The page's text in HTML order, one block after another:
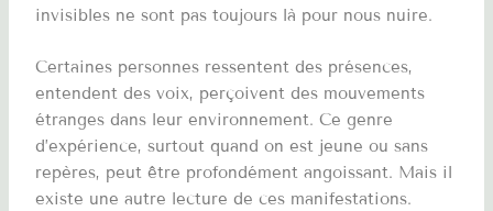
invisibles ne sont pas toujours là pour nous nuire.
Certaines personnes ressentent des présences,
entendent des voix, perçoivent des mouvements
étranges dans leur environnement. Ce genre
d’expérience, surtout quand on est jeune ou sans
repères, peut être profondément angoissant. Mais il
existe une autre lecture de ces manifestations.